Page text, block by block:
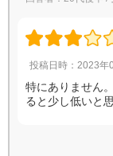
投稿日時：2023年
特にありません
ると少し低いと